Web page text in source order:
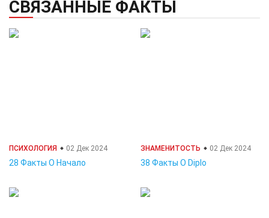
СВЯЗАННЫЕ ФАКТЫ
ПСИХОЛОГИЯ 02 Дек 2024
28 Факты О Начало
ЗНАМЕНИТОСТЬ 02 Дек 2024
38 Факты О Diplo